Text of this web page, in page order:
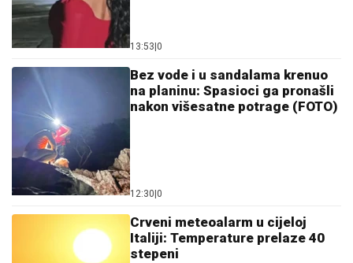
13:53 0
Bez vode i u sandalama krenuo
na planinu: Spasioci ga pronašli
nakon višesatne potrage (FOTO)
12:30 0
Crveni meteoalarm u cijeloj
Italiji: Temperature prelaze 40
stepeni